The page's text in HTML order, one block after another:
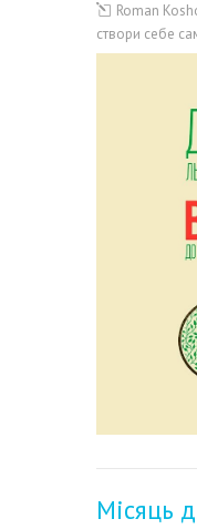
Roman
створи себе
Місяць